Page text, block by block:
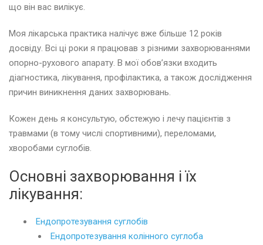
що він вас вилікує.
Моя лікарська практика налічує вже більше 12 років
досвіду. Всі ці роки я працював з різними захворюваннями
опорно-рухового апарату. В мої обов’язки входить
діагностика, лікування, профілактика, а також дослідження
причин виникнення даних захворювань.
Кожен день я консультую, обстежую і лечу пацієнтів з
травмами (в тому числі спортивними), переломами,
хворобами суглобів.
Основні захворювання і їх
лікування:
Ендопротезування суглобів
Ендопротезування колінного суглоба